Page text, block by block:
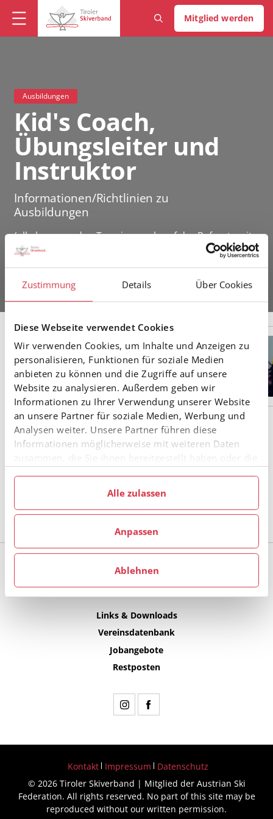
Zustimmung Details Über Cookies
Diese Webseite verwendet Cookies
Wir verwenden Cookies, um Inhalte und Anzeigen zu
personalisieren, Funktionen für soziale Medien
anbieten zu können und die Zugriffe auf unsere
Website zu analysieren. Außerdem geben wir
Informationen zu Ihrer Verwendung unserer Website
an unsere Partner für soziale Medien, Werbung und
Analysen weiter. Unsere Partner führen diese
Informationen möglicherweise mit weiteren Daten
Alle zulassen
Anpassen
Ablehnen
Mitglied werden
Ausbildungen
Kid's Coach,
Übungsleiter und
Instruktor
Informationen/Richtlinien zu
Ausbildungen
(alle kommenden Termine auch auf der Referatsseite
HIER)
Referent Breitensport und Lehrwesen
Ing. Markus Gamauf
Kids Coach Alpin
Übungsleiter:in Ski Alpin und
Übungsleiter:in Snowboard
Skiinstruktor:in - alle Sparten
Links & Downloads
Vereinsdatenbank
Jobangebote
Restposten
Kontakt Impressum
Datenschutz
© 2026 Tiroler Skiverband | Mitglied der Austrian Ski
Federation. All rights reserved. No part of this site may be
reproduced without our written permission.